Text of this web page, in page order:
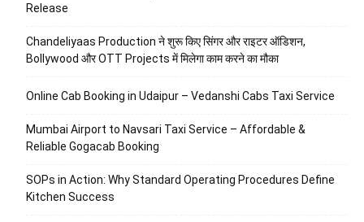
Release
Chandeliyaas Production ने शुरू किए सिंगर और राइटर ऑडिशन,
Bollywood और OTT Projects में मिलेगा काम करने का मौका
Online Cab Booking in Udaipur – Vedanshi Cabs Taxi Service
Mumbai Airport to Navsari Taxi Service – Affordable &
Reliable Gogacab Booking
SOPs in Action: Why Standard Operating Procedures Define
Kitchen Success